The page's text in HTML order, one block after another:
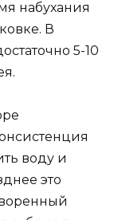
набухания
В
5-10
воду и
это